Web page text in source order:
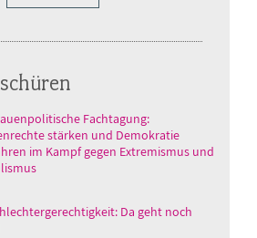
Fachtagung:
stärken und Demokratie
im Kampf gegen Extremismus und
Da geht noch